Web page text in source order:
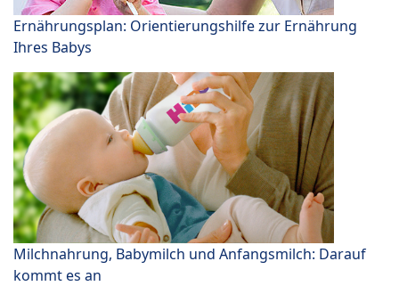
Ernährungsplan: Orientierungshilfe zur Ernährung
Ihres Babys
Milchnahrung, Babymilch und Anfangsmilch: Darauf
kommt es an